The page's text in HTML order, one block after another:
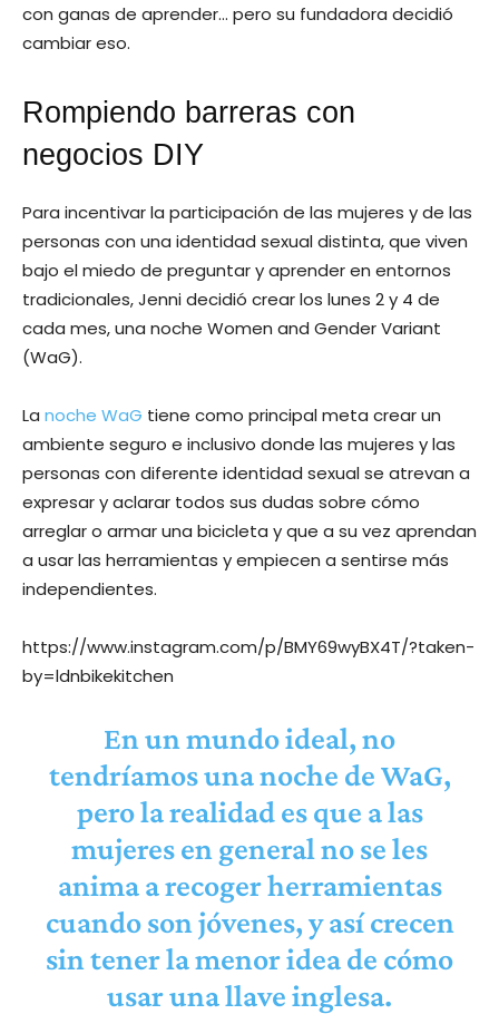
con ganas de aprender… pero su fundadora decidió
cambiar eso.
Rompiendo barreras con
negocios DIY
Para incentivar la participación de las mujeres y de las
personas con una identidad sexual distinta, que viven
bajo el miedo de preguntar y aprender en entornos
tradicionales, Jenni decidió crear los lunes 2 y 4 de
cada mes, una noche Women and Gender Variant
(WaG).
La noche WaG tiene como principal meta crear un
ambiente seguro e inclusivo donde las mujeres y las
personas con diferente identidad sexual se atrevan a
expresar y aclarar todos sus dudas sobre cómo
arreglar o armar una bicicleta y que a su vez aprendan
a usar las herramientas y empiecen a sentirse más
independientes.
https://www.instagram.com/p/BMY69wyBX4T/?taken-
by=ldnbikekitchen
En un mundo ideal, no
tendríamos una noche de WaG,
pero la realidad es que a las
mujeres en general no se les
anima a recoger herramientas
cuando son jóvenes, y así crecen
sin tener la menor idea de cómo
usar una llave inglesa.